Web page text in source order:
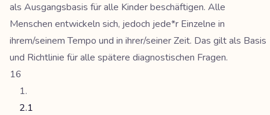
als Ausgangsbasis für alle Kinder beschäftigen. Alle
Menschen entwickeln sich, jedoch jede*r Einzelne in
ihrem/seinem Tempo und in ihrer/seiner Zeit. Das gilt als Basis
und Richtlinie für alle spätere diagnostischen Fragen.
16
2.1